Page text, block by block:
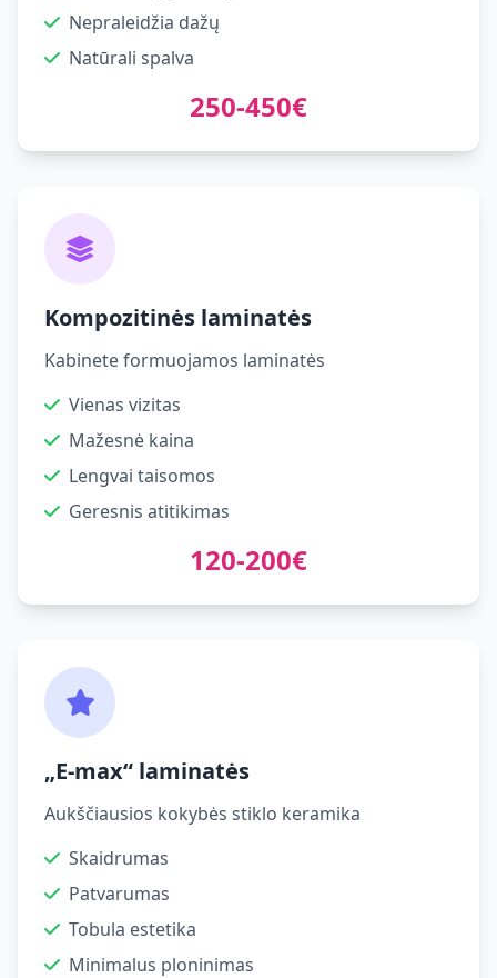
Nepraleidžia dažų
Natūrali spalva
250-450€
Kompozitinės laminatės
Kabinete formuojamos laminatės
Vienas vizitas
Mažesnė kaina
Lengvai taisomos
Geresnis atitikimas
120-200€
„E-max“ laminatės
Aukščiausios kokybės stiklo keramika
Skaidrumas
Patvarumas
Tobula estetika
Minimalus ploninimas